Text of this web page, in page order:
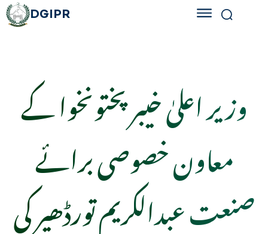
DGIPR
وزیر اعلیٰ خیبر پختونخوا کے
معاون خصوصی برائے
صنعت عبدالکریم تورڈھیر کی